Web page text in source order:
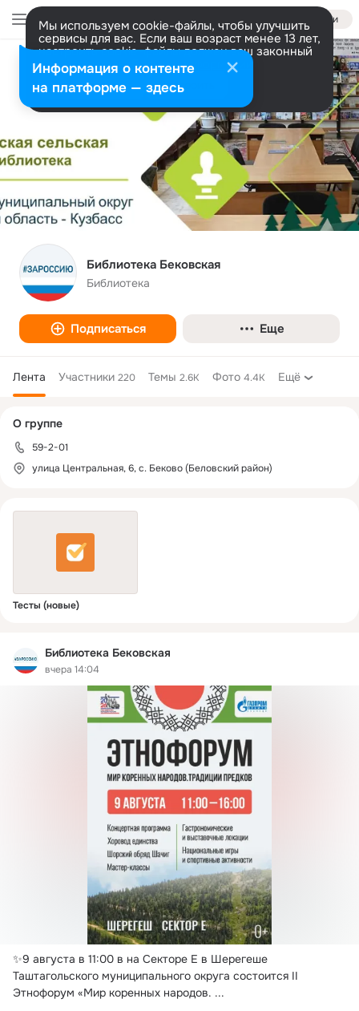
Войти
Мы используем cookie-файлы, чтобы улучшить
сервисы для вас. Если ваш возраст менее 13 лет,
настроить cookie-файлы должен ваш законный
представитель. Больше информации
Разрешить все Настроить
Библиотека Бековская
Библиотека
Подписаться Еще
Лента Участники 220 Темы 2.6K Фото 4.4K Ещё
Тесты (новые)
Библиотека Бековская
вчера 14:04
✨9 августа в 11:00 в на Секторе Е в Шерегеше
Таштагольского муниципального округа состоится II
Этнофорум «Мир коренных народов. ...
колонка
О группе
59-2-01
улица Центральная, 6, с. Беково (Беловский район)
Информация о контенте
на платформе — здесь